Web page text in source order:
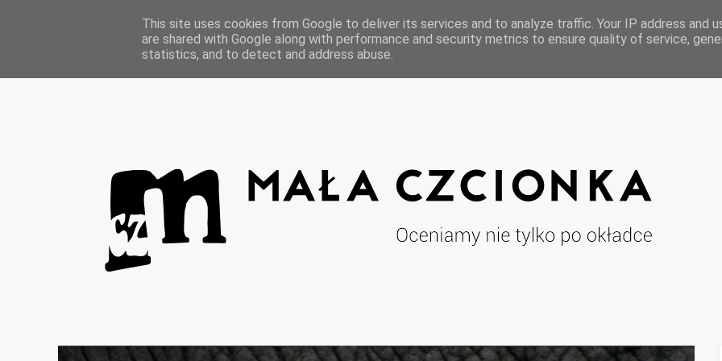
Strona głównaThis site uses cookies from Google to deliver its services and to analyze traffic. Your IP address and
are shared with Google along with performance and security metrics to ensure quality of service,
statistics, and to detect and address abuse.